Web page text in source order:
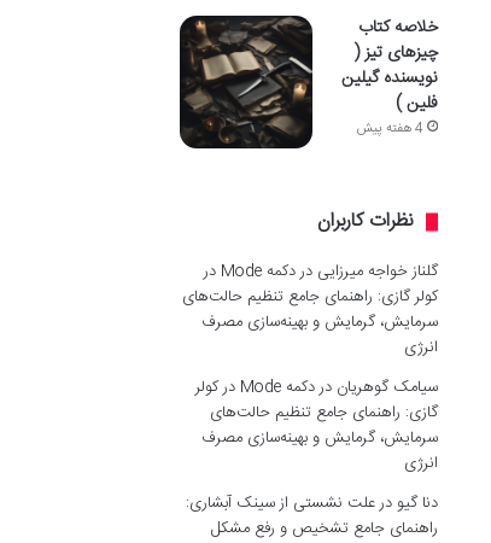
خلاصه کتاب
چیزهای تیز (
نویسنده گیلین
فلین )
4 هفته پیش
نظرات کاربران
گلناز خواجه میرزایی در
دکمه Mode در
کولر گازی: راهنمای جامع تنظیم حالت‌های
سرمایش، گرمایش و بهینه‌سازی مصرف
انرژی
سیامک گوهریان در
دکمه Mode در کولر
گازی: راهنمای جامع تنظیم حالت‌های
سرمایش، گرمایش و بهینه‌سازی مصرف
انرژی
دنا گیو درعلت نشستی از سینک آبشاری:
راهنمای جامع تشخیص و رفع مشکل